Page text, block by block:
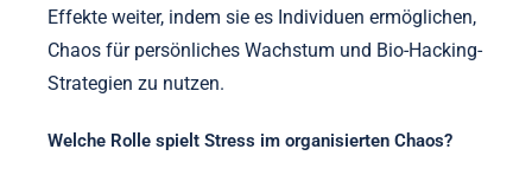
Effekte weiter, indem sie es Individuen ermöglichen,
Chaos für persönliches Wachstum und Bio-Hacking-
Strategien zu nutzen.
Welche Rolle spielt Stress im organisierten Chaos?